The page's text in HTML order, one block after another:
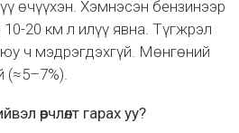
өчүүхэн. Хэмнэсэн бензинээр
20 км л илүү явна. Түгжрэл
ч мэдрэгдэхгүй. Мөнгөний
(≈5–7%).
өөрчлөлт гарах уу?